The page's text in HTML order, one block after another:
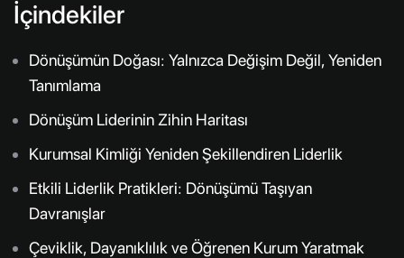
İçindekiler
Dönüşümün Doğası: Yalnızca Değişim Değil, Yeniden
Tanımlama
Dönüşüm Liderinin Zihin Haritası
Kurumsal Kimliği Yeniden Şekillendiren Liderlik
Etkili Liderlik Pratikleri: Dönüşümü Taşıyan
Davranışlar
Çeviklik, Dayanıklılık ve Öğrenen Kurum Yaratmak